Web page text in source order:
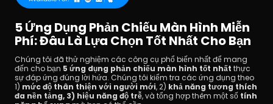
5 Ứng Dụng Phản Chiếu Màn Hình Miễn
Phí: Đâu Là Lựa Chọn Tốt Nhất Cho Bạn
Chúng tôi đã thử nghiệm các công cụ phổ biến nhất để mang
đến cho bạn 5 ứng dụng phản chiếu màn hình tốt nhất thực
sự đáp ứng đúng lời hứa. Chúng tôi kiểm tra các ứng dụng theo
1) mức độ thân thiện với người mới, 2) khả năng tương thích
đa nền tảng, 3) hiệu năng độ trễ, và tổng hợp thêm một số tính